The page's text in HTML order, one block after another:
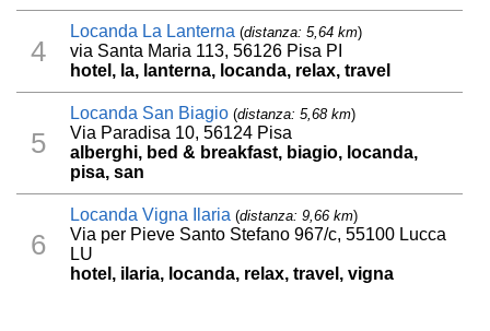
4
Locanda La Lanterna (distanza: 5,64 km)
via Santa Maria 113, 56126 Pisa PI
hotel, la, lanterna, locanda, relax, travel
5
Locanda San Biagio (distanza: 5,68 km)
Via Paradisa 10, 56124 Pisa
alberghi, bed & breakfast, biagio, locanda,
pisa, san
6
Locanda Vigna Ilaria (distanza: 9,66 km)
Via per Pieve Santo Stefano 967/c, 55100 Lucca
LU
hotel, ilaria, locanda, relax, travel, vigna